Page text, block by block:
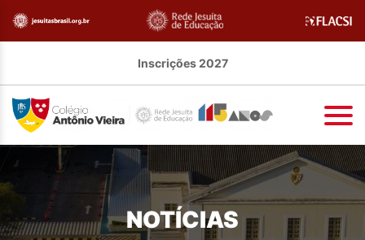
Inscrições 2027
NOTÍCIAS